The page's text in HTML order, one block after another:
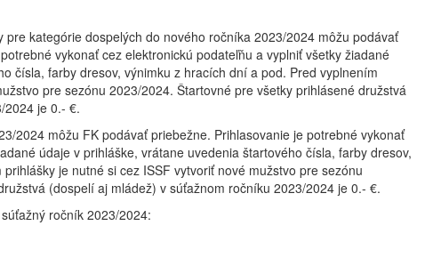
kategórie dospelých do nového ročníka 2023/2024 môžu podávať
vykonať cez elektronickú podateľňu a vyplniť všetky žiadané
čísla, farby dresov, výnimku z hracích dní a pod. Pred vyplnením
pre sezónu 2023/2024. Štartovné pre všetky prihlásené družstvá
2024 je 0.- €.
2024 môžu FK podávať priebežne. Prihlasovanie je potrebné vykonať
údaje v prihláške, vrátane uvedenia štartového čísla, farby dresov,
je nutné si cez ISSF vytvoriť nové mužstvo pre sezónu
(dospelí aj mládež) v súťažnom ročníku 2023/2024 je 0.- €.
ročník 2023/2024: